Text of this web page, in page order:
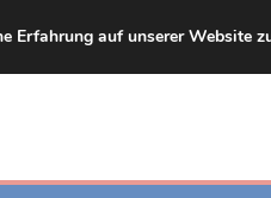
Erfahrung auf unserer Website